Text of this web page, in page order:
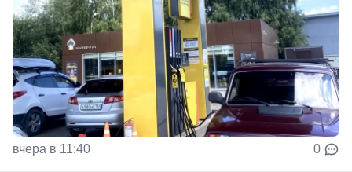
вчера в 11:40 0